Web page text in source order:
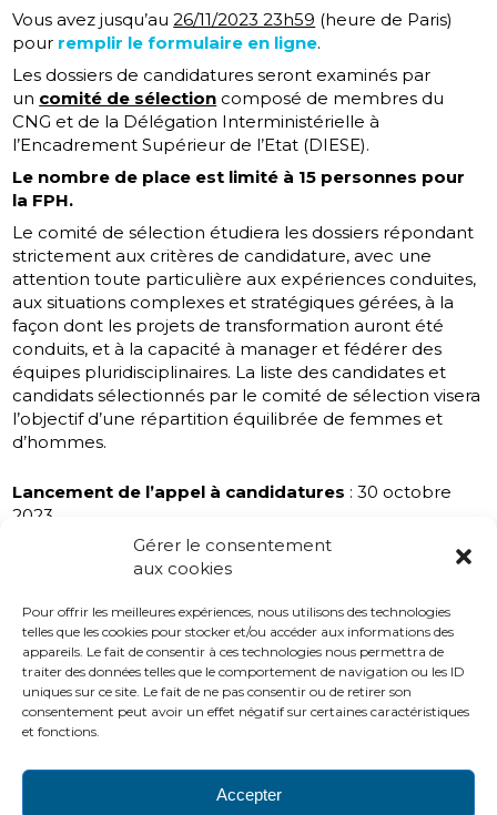
Gérer le consentement
aux cookies
Pour offrir les meilleures expériences, nous utilisons des technologies
telles que les cookies pour stocker et/ou accéder aux informations des
appareils. Le fait de consentir à ces technologies nous permettra de
traiter des données telles que le comportement de navigation ou les ID
uniques sur ce site. Le fait de ne pas consentir ou de retirer son
consentement peut avoir un effet négatif sur certaines caractéristiques
et fonctions.
Accepter
Vous avez jusqu’au26/11/2023 23h59 (heure de Paris)
pour remplir le formulaire en ligne.
Les dossiers de candidatures seront examinés par
un comité de sélection composé de membres du
CNG et de la Délégation Interministérielle à
l’Encadrement Supérieur de l’Etat (DIESE).
Le nombre de place est limité à 15 personnes pour
la FPH.
Le comité de sélection étudiera les dossiers répondant
strictement aux critères de candidature, avec une
attention toute particulière aux expériences conduites,
aux situations complexes et stratégiques gérées, à la
façon dont les projets de transformation auront été
conduits, et à la capacité à manager et fédérer des
équipes pluridisciplinaires. La liste des candidates et
candidats sélectionnés par le comité de sélection visera
l’objectif d’une répartition équilibrée de femmes et
d’hommes.
Lancement de l’appel à candidatures : 30 octobre
2023
Date butoir de réception des dossiers
2023 à 23h59 (heure de Paris)
Publication de la liste des candidates et candidats
retenus sur le site internet du CNG : début janvier
2024
Assessments(pour les candidats retenus) : courant
janvier 2024
Début du cycle de formation